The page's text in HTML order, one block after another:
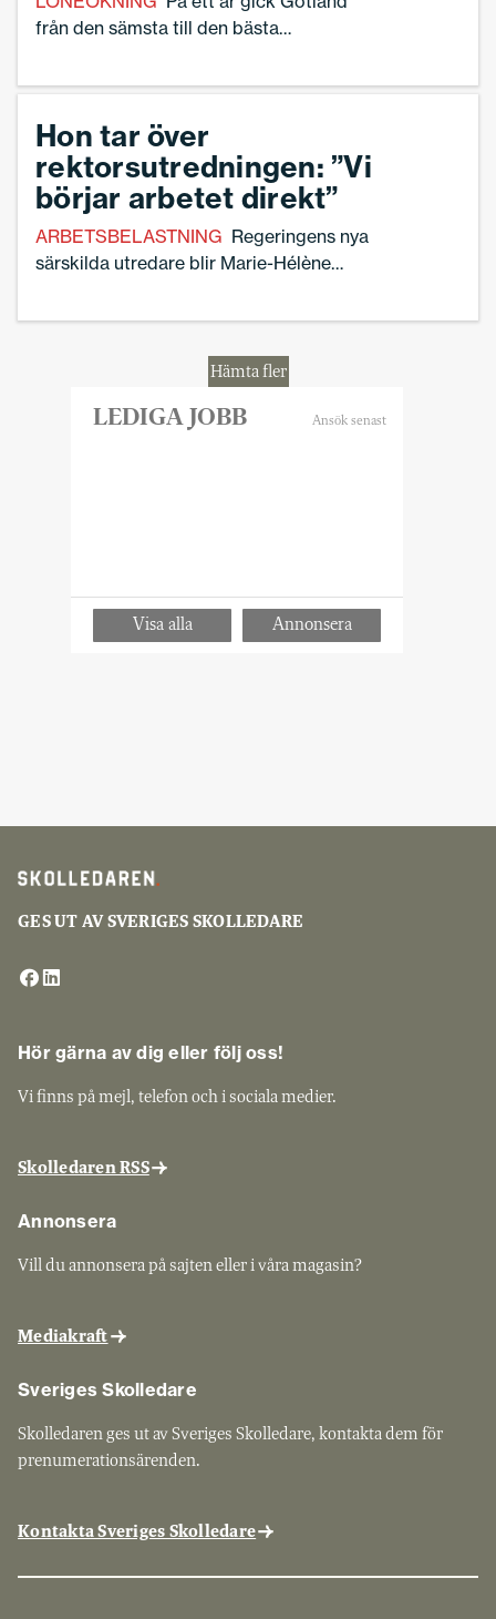
från den sämsta till den bästa
Hon tar över
rektorsutredningen: ”Vi
börjar arbetet direkt”
ARBETSBELASTNING Regeringens nya
särskilda utredare blir Marie-Hélène
intressant att hjälpa till att skapa rimliga
Hämta fler
GES UT AV SVERIGES SKOLLEDARE
Hör gärna av dig eller följ oss!
Vi finns på mejl, telefon och i sociala medier.
Skolledaren RSS
Annonsera
Vill du annonsera på sajten eller i våra magasin?
Mediakraft
Sveriges Skolledare
Skolledaren ges ut av Sveriges Skolledare, kontakta dem för
prenumerationsärenden.
Kontakta Sveriges Skolledare